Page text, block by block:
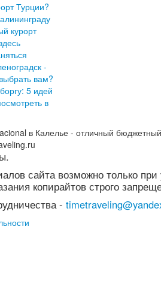
Турции?
курорт
-
вам?
5 идей
в
в Калелье - отличный
сайта возможно только
копирайтов строго
-